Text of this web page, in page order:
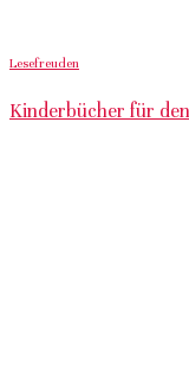
Lesefreuden
Kinderbücher für